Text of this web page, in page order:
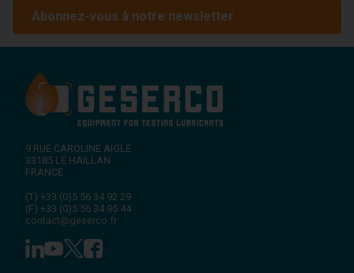
Abonnez-vous à notre newsletter
9 RUE CAROLINE AIGLE
33185 LE HAILLAN
FRANCE
(T) +33 (0)5 56 34 92 29
(F) +33 (0)5 56 34 95 44
contact@geserco.fr